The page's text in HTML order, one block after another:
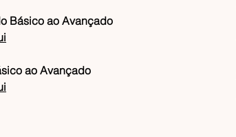
Básico ao Avançado
ao Avançado